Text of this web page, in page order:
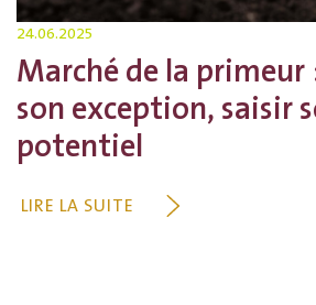
24.06.2025
Marché de la primeur
son exception, saisir
potentiel
LIRE LA SUITE